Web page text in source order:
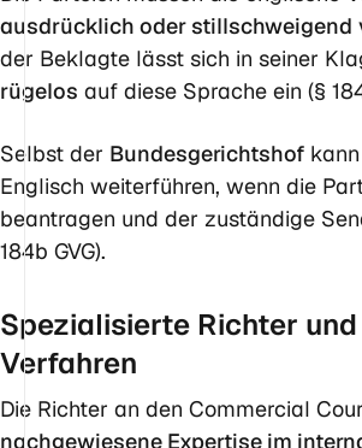
ausdrücklich oder stillschweigend
der Beklagte lässt sich in seiner
rügelos auf diese Sprache ein (§
Selbst der Bundesgerichtshof
Englisch weiterführen, wenn die
beantragen und der zuständige
184b GVG).
Spezialisierte Richter
Verfahren
Die Richter an den Commercial
nachgewiesene Expertise im